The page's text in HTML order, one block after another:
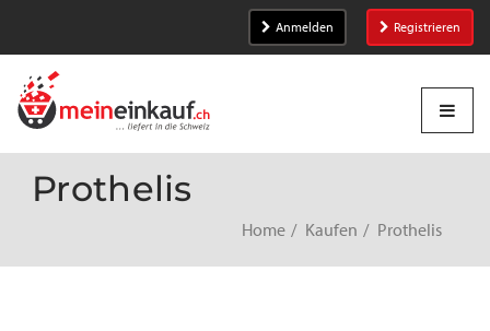
Anmelden Registrieren
Prothelis
Home Kaufen Prothelis